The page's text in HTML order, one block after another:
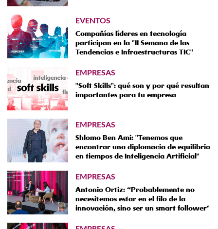
EVENTOS
Compañías líderes en tecnología
participan en la "II Semana de las
Tendencias e Infraestructuras TIC"
EMPRESAS
"Soft Skills": qué son y por qué resultan
importantes para tu empresa
EMPRESAS
Shlomo Ben Ami: "Tenemos que
encontrar una diplomacia de equilibrio
en tiempos de Inteligencia Artificial"
EMPRESAS
Antonio Ortiz: “Probablemente no
necesitemos estar en el filo de la
innovación, sino ser un smart follower"